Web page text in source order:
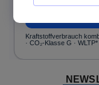
Kraftstoffverbrauch
· CO₂-Klasse G · WLTP*